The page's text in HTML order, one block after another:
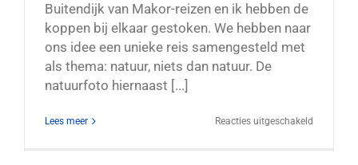
Buitendijk van Makor-reizen en ik hebben de
koppen bij elkaar gestoken. We hebben naar
ons idee een unieke reis samengesteld met
als thema: natuur, niets dan natuur. De
natuurfoto hiernaast [...]
Lees meer Reacties uitgeschakeld